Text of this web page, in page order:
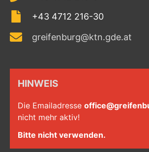
+43 4712 216-30
greifenburg@ktn.gde.at
HINWEIS
Die Emailadresse
nicht mehr aktiv!
Bitte nicht verwenden.